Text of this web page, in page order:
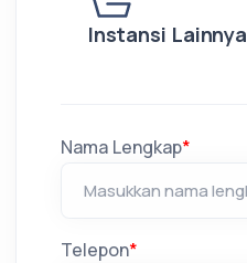
Instansi Lainnya
Nama Lengkap*
Telepon*